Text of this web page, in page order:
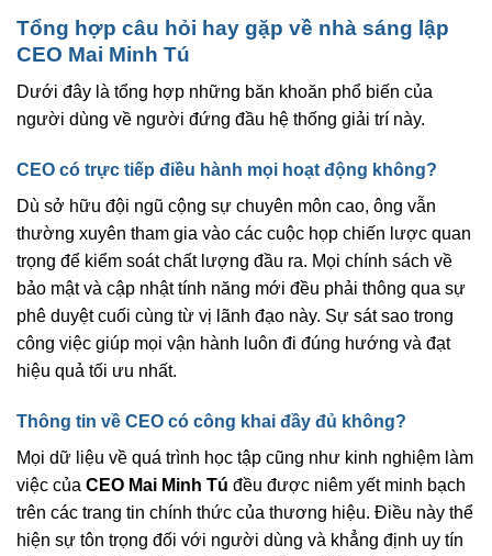
Tổng hợp câu hỏi hay gặp về nhà sáng lập
CEO Mai Minh Tú
Dưới đây là tổng hợp những băn khoăn phổ biến của
người dùng về người đứng đầu hệ thống giải trí này.
CEO có trực tiếp điều hành mọi hoạt động không?
Dù sở hữu đội ngũ cộng sự chuyên môn cao, ông vẫn
thường xuyên tham gia vào các cuộc họp chiến lược quan
trọng để kiểm soát chất lượng đầu ra. Mọi chính sách về
bảo mật và cập nhật tính năng mới đều phải thông qua sự
phê duyệt cuối cùng từ vị lãnh đạo này. Sự sát sao trong
công việc giúp mọi vận hành luôn đi đúng hướng và đạt
hiệu quả tối ưu nhất.
Thông tin về CEO có công khai đầy đủ không?
Mọi dữ liệu về quá trình học tập cũng như kinh nghiệm làm
việc của CEO Mai Minh Tú đều được niêm yết minh bạch
trên các trang tin chính thức của thương hiệu. Điều này thể
hiện sự tôn trọng đối với người dùng và khẳng định uy tín